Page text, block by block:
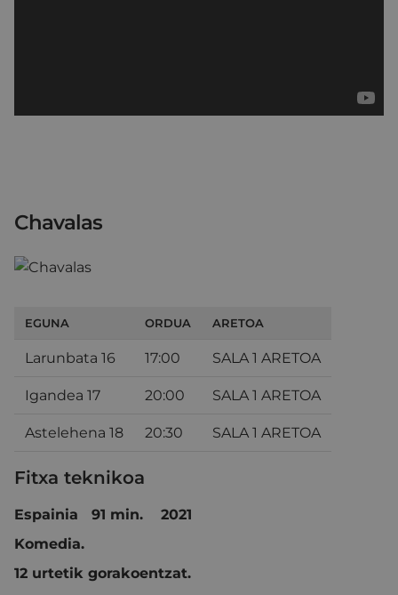
Chavalas
EGUNA ORDUA ARETOA
Larunbata 16 17:00 SALA 1 ARETOA
Igandea 17 20:00 SALA 1 ARETOA
Astelehena 18 20:30 SALA 1 ARETOA
Fitxa teknikoa
Espainia 91 min. 2021
Komedia.
12 urtetik gorakoentzat.